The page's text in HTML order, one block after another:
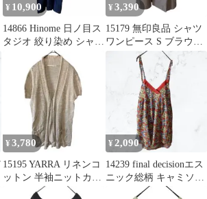
¥ 10,900
14866 Hinome 日ノ目ス
タジオ 絞り染め シャツ
ワンピース ネイビー
¥ 3,390
15179 無印良品 シャツ
ワンピース S ブラウン
スタンドカラー 七分袖
¥ 3,780
15195 YARRA リネンコ
ットン 半袖ニットカー
ディガン 麻混 レース風
¥2,090
14239 final decisionエス
ニック総柄 キャミソー
ル チュニック